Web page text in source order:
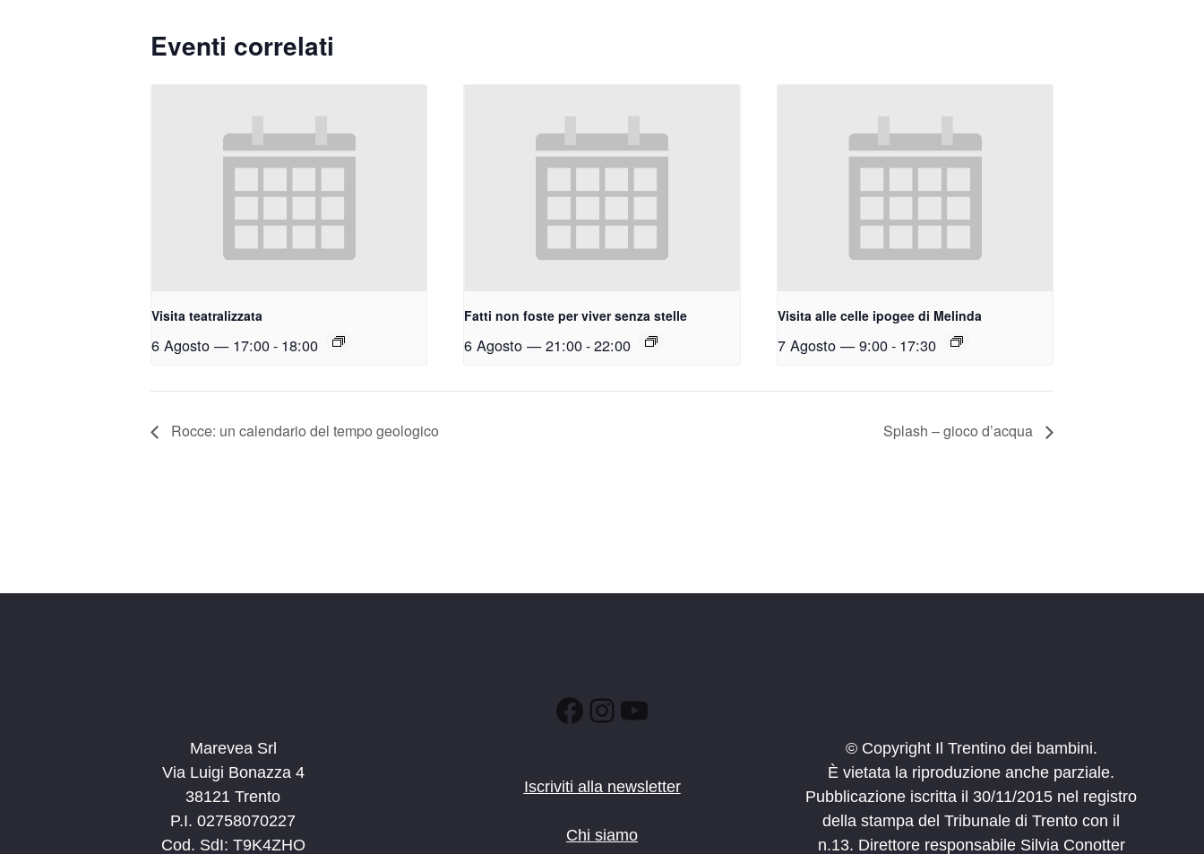
Eventi correlati
Visita teatralizzata
6 Agosto — 17:00- 18:00
Fatti non foste per viver senza stelle
6 Agosto — 21:00-22:00
Visita alle celle ipogee di Melinda
7 Agosto — 9:00- 17:30
Rocce: un calendario del tempo geologico Splash – gioco d’acqua
Marevea Srl
Via Luigi Bonazza 4
38121 Trento
P.I. 02758070227
Cod. SdI: T9K4ZHO
Facebook
Instagram
YouTube
Iscriviti alla newsletter
Chi siamo
© Copyright Il Trentino dei bambini.
È vietata la riproduzione anche parziale.
Pubblicazione iscritta il 30/11/2015 nel registro
della stampa del Tribunale di Trento con il
n.13. Direttore responsabile Silvia Conotter